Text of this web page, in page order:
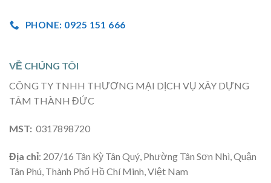
PHONE: 0925 151 666
VỀ CHÚNG TÔI
CÔNG TY TNHH THƯƠNG MẠI DỊCH VỤ XÂY DỰNG
TÂM THÀNH ĐỨC
MST: 0317898720
Địa chỉ: 207/16 Tân Kỳ Tân Quý, Phường Tân Sơn Nhì, Quận
Tân Phú, Thành Phố Hồ Chí Minh, Việt Nam